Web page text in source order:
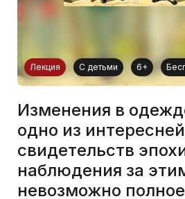
Лекция С детьми 6+
Изменения в
одно из
свидетельств
наблюдения за
невозможно